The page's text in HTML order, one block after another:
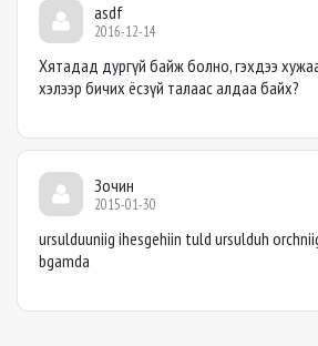
asdf
2016-12-14
Хятадад дургүй байж болно, гэхдээ
хэлээр бичих ёсзүй талаас алдаа байх?
Зочин
2015-01-30
ursulduuniig ihesgehiin tuld ursulduh
bgamda